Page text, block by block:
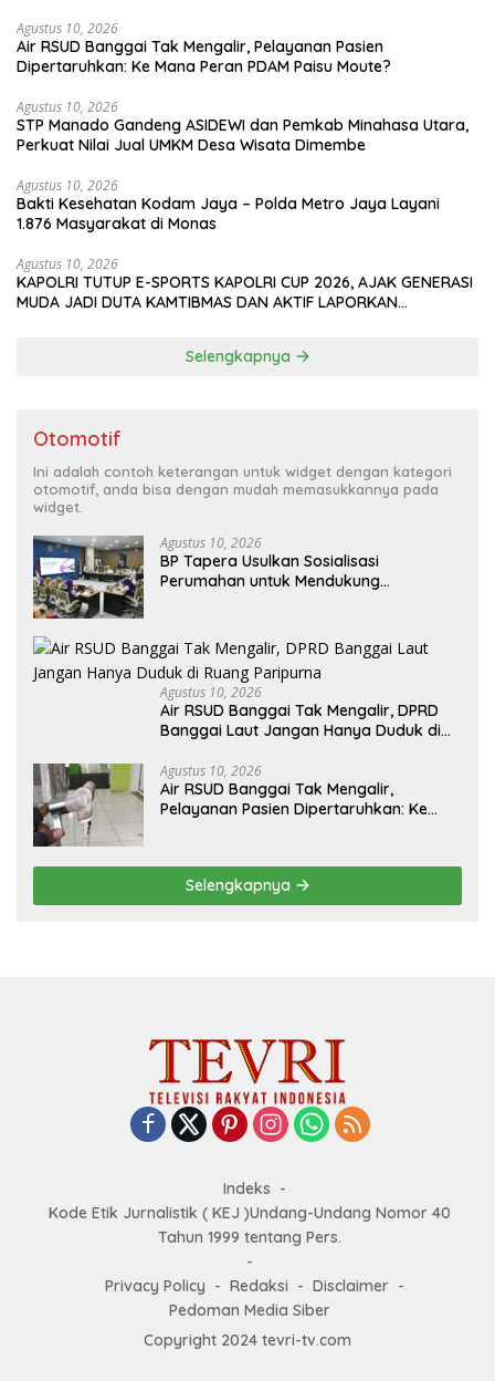
Agustus 10, 2026
Air RSUD Banggai Tak Mengalir, Pelayanan Pasien
Dipertaruhkan: Ke Mana Peran PDAM Paisu Moute?
Agustus 10, 2026
‎STP Manado Gandeng ASIDEWI dan Pemkab Minahasa Utara,
Perkuat Nilai Jual UMKM Desa Wisata Dimembe
Agustus 10, 2026
Bakti Kesehatan Kodam Jaya – Polda Metro Jaya Layani
1.876 Masyarakat di Monas
Agustus 10, 2026
KAPOLRI TUTUP E-SPORTS KAPOLRI CUP 2026, AJAK GENERASI
MUDA JADI DUTA KAMTIBMAS DAN AKTIF LAPORKAN
Selengkapnya
Otomotif
Ini adalah contoh keterangan untuk widget dengan kategori
otomotif, anda bisa dengan mudah memasukkannya pada
widget.
Agustus 10, 2026
BP Tapera Usulkan Sosialisasi
Perumahan untuk Mendukung
Agustus 10, 2026
Air RSUD Banggai Tak Mengalir, DPRD
Banggai Laut Jangan Hanya Duduk di
Agustus 10, 2026
Air RSUD Banggai Tak Mengalir,
Pelayanan Pasien Dipertaruhkan: Ke
Selengkapnya
Indeks
Kode Etik Jurnalistik ( KEJ )Undang-Undang Nomor 40
Tahun 1999 tentang Pers.
Privacy Policy Redaksi
Disclaimer
Pedoman Media Siber
Copyright 2024 tevri-tv.com